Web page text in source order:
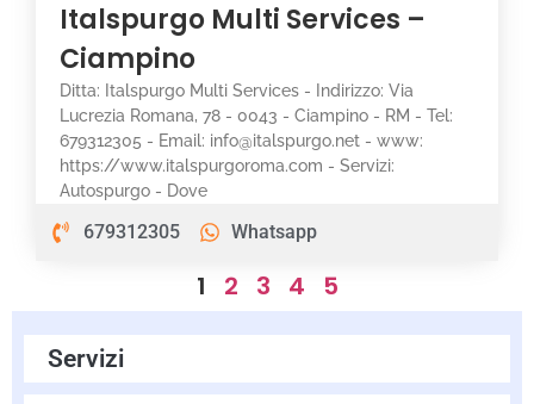
Italspurgo Multi Services –
Ciampino
Ditta: Italspurgo Multi Services - Indirizzo: Via
Lucrezia Romana, 78 - 0043 - Ciampino - RM - Tel:
679312305 - Email: info@italspurgo.net - www:
https://www.italspurgoroma.com - Servizi:
Autospurgo - Dove
679312305 Whatsapp
1 2 3 4 5
Servizi